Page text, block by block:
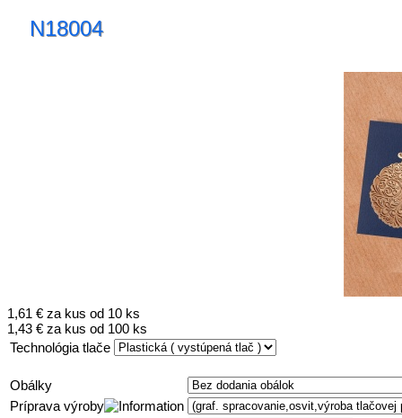
N18004
1,61 € za kus od 10 ks
1,43 € za kus od 100 ks
Technológia tlače
Obálky
Príprava výroby